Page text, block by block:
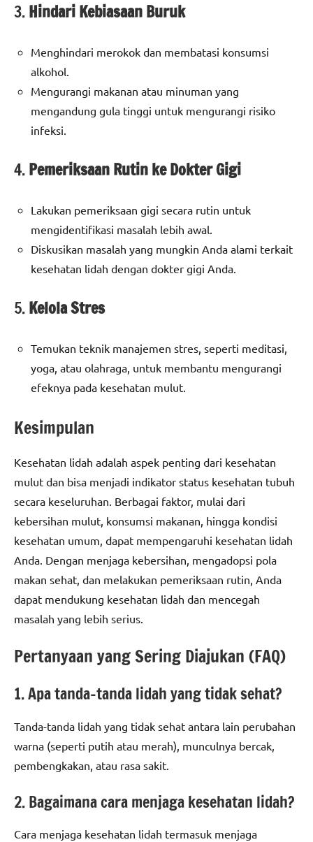
3.Hindari Kebiasaan Buruk
Menghindari merokok dan membatasi konsumsi
alkohol.
Mengurangi makanan atau minuman yang
mengandung gula tinggi untuk mengurangi risiko
infeksi.
4.Pemeriksaan Rutin ke Dokter Gigi
Lakukan pemeriksaan gigi secara rutin untuk
mengidentifikasi masalah lebih awal.
Diskusikan masalah yang mungkin Anda alami terkait
kesehatan lidah dengan dokter gigi Anda.
5.Kelola Stres
Temukan teknik manajemen stres, seperti meditasi,
yoga, atau olahraga, untuk membantu mengurangi
efeknya pada kesehatan mulut.
Kesimpulan
Kesehatan lidah adalah aspek penting dari kesehatan
mulut dan bisa menjadi indikator status kesehatan tubuh
secara keseluruhan. Berbagai faktor, mulai dari
kebersihan mulut, konsumsi makanan, hingga kondisi
kesehatan umum, dapat mempengaruhi kesehatan lidah
Anda. Dengan menjaga kebersihan, mengadopsi pola
makan sehat, dan melakukan pemeriksaan rutin, Anda
dapat mendukung kesehatan lidah dan mencegah
masalah yang lebih serius.
Pertanyaan yang Sering Diajukan (FAQ)
1. Apa tanda-tanda lidah yang tidak sehat?
Tanda-tanda lidah yang tidak sehat antara lain perubahan
warna (seperti putih atau merah), munculnya bercak,
pembengkakan, atau rasa sakit.
2. Bagaimana cara menjaga kesehatan lidah?
Cara menjaga kesehatan lidah termasuk menjaga